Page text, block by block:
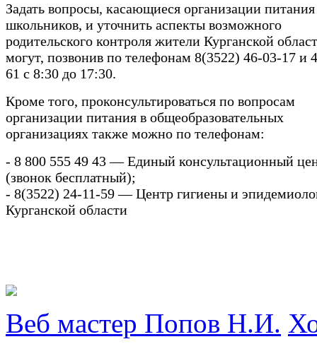
Задать вопросы, касающиеся организации питания
школьников, и уточнить аспекты возможного
родительского контроля жители Курганской
могут, позвонив по телефонам 8(3522) 46-03-17 и
61 с 8:30 до 17:30.
Кроме того, проконсультироваться по вопросам
организации питания в общеобразовательных
организациях также можно по телефонам:
- 8 800 555 49 43 — Единый консультационный
(звонок бесплатный);
- 8(3522) 24-11-59 — Центр гигиены и
Курганской области
Веб мастер Попов Н.И.